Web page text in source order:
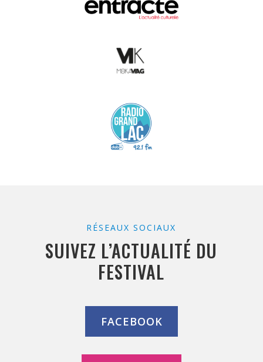
RÉSEAUX SOCIAUX
SUIVEZ L’ACTUALITÉ DU
FESTIVAL
FACEBOOK